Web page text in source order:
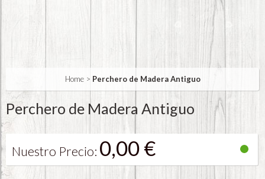
Home> Perchero de Madera Antiguo
Perchero de Madera Antiguo
Nuestro Precio: 0,00 €